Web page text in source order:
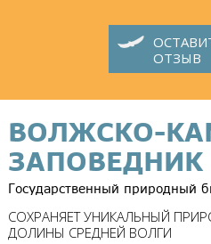
ОТЗЫВ
ВОЛЖСКО-
ЗАПОВЕДНИК
Государственный природный
СОХРАНЯЕТ УНИКАЛЬНЫЙ
ДОЛИНЫ СРЕДНЕЙ ВОЛГИ